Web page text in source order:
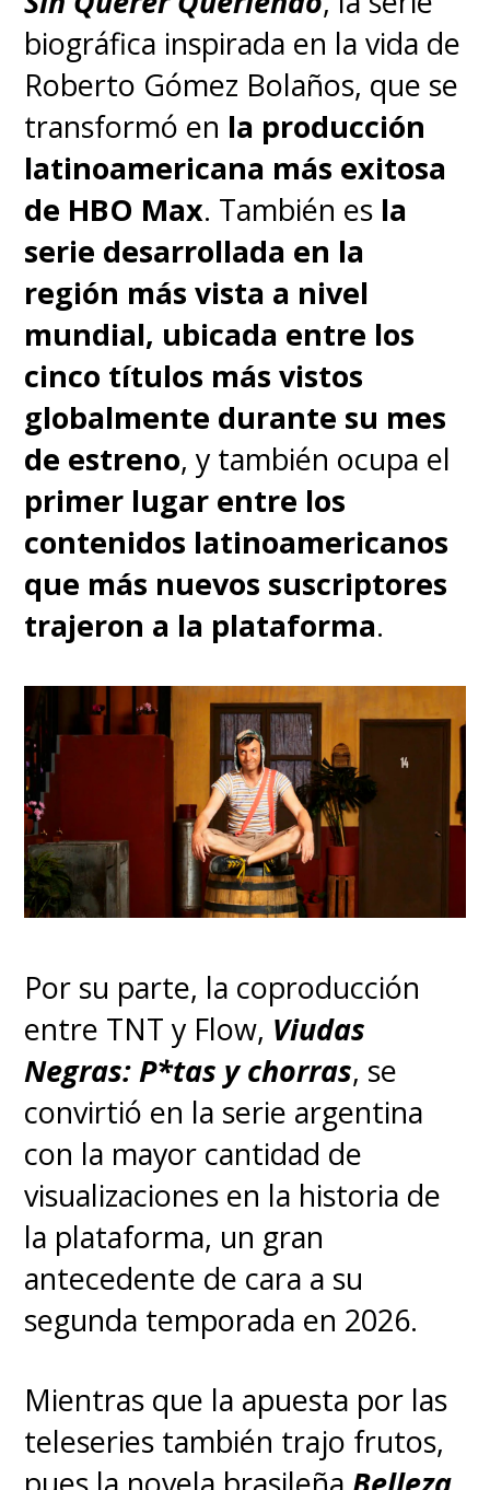
biográfica inspirada en la vida de
Roberto Gómez Bolaños, que se
transformó en la producción
latinoamericana más exitosa
de HBO Max. También es la
serie desarrollada en la
región más vista a nivel
mundial, ubicada entre los
cinco títulos más vistos
globalmente durante su mes
de estreno, y también ocupa el
primer lugar entre los
contenidos latinoamericanos
que más nuevos suscriptores
trajeron a la plataforma.
Por su parte, la coproducción
entre TNT y Flow, Viudas
Negras: P*tas y chorras, se
convirtió en la serie argentina
con la mayor cantidad de
visualizaciones en la historia de
la plataforma, un gran
antecedente de cara a su
segunda temporada en 2026.
Mientras que la apuesta por las
teleseries también trajo frutos,